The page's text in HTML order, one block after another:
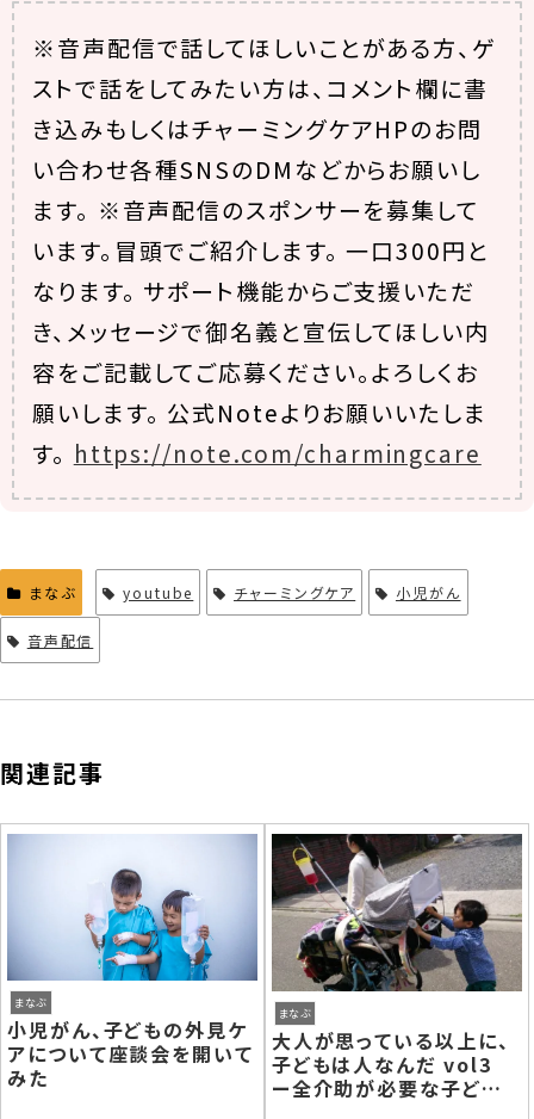
※音声配信で話してほしいことがある方、ゲ
ストで話をしてみたい方は、コメント欄に書
き込みもしくはチャーミングケアHPのお問
い合わせ各種SNSのDMなどからお願いし
ます。 ※音声配信のスポンサーを募集して
います。冒頭でご紹介します。 一口300円と
なります。 サポート機能からご支援いただ
き、メッセージで御名義と宣伝してほしい内
容をご記載してご応募ください。よろしくお
願いします。 公式Noteよりお願いいたしま
す。 https://note.com/charmingcare
まなぶ youtube チャーミングケア 小児がん
音声配信
関連記事
まなぶ
小児がん、子どもの外見ケ
アについて座談会を開いて
みた
まなぶ
大人が思っている以上に、
子どもは人なんだ vol3
ー全介助が必要な子どもと